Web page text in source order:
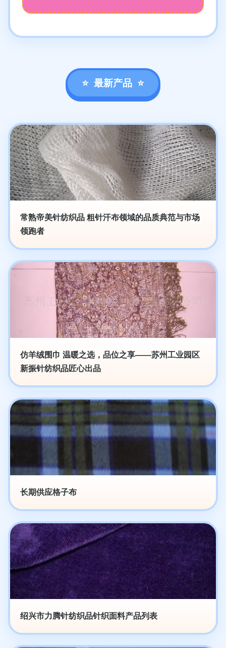
最新产品
常熟帝美针纺织品 粗针汗布领域的品质典范与市场
领跑者
仿羊绒围巾 温暖之选，品位之享——苏州工业园区
新振针纺织品匠心出品
长期供应格子布
绍兴市力腾针纺织品针织面料产品列表